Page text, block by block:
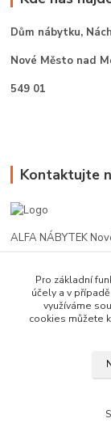
Dům nábytku,
Nové Město nad
549 01
Kontaktujte
ALFA NÁBYTEK
602 412 331
Pro základní
účely a v
využíváme
cookies můžete